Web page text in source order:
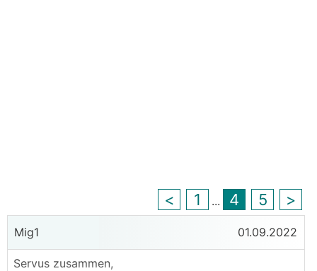
< 1 ... 4 5 >
Mig1 01.09.2022
Servus zusammen,